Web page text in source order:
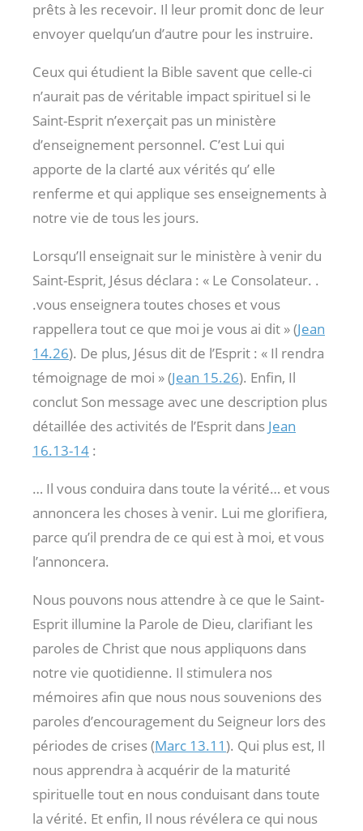
prêts à les recevoir. Il leur promit donc de leur
envoyer quelqu’un d’autre pour les instruire.
Ceux qui étudient la Bible savent que celle-ci
n’aurait pas de véritable impact spirituel si le
Saint-Esprit n’exerçait pas un ministère
d’enseignement personnel. C’est Lui qui
apporte de la clarté aux vérités qu’ elle
renferme et qui applique ses enseignements à
notre vie de tous les jours.
Lorsqu’Il enseignait sur le ministère à venir du
Saint-Esprit, Jésus déclara : « Le Consolateur. .
.vous enseignera toutes choses et vous
rappellera tout ce que moi je vous ai dit » (Jean
14.26). De plus, Jésus dit de l’Esprit : « Il rendra
témoignage de moi » (Jean 15.26). Enfin, Il
conclut Son message avec une description plus
détaillée des activités de l’Esprit dans Jean
16.13-14 :
… Il vous conduira dans toute la vérité… et vous
annoncera les choses à venir. Lui me glorifiera,
parce qu’il prendra de ce qui est à moi, et vous
l’annoncera.
Nous pouvons nous attendre à ce que le Saint-
Esprit illumine la Parole de Dieu, clarifiant les
paroles de Christ que nous appliquons dans
notre vie quotidienne. Il stimulera nos
mémoires afin que nous nous souvenions des
paroles d’encouragement du Seigneur lors des
périodes de crises (Marc 13.11). Qui plus est, Il
nous apprendra à acquérir de la maturité
spirituelle tout en nous conduisant dans toute
la vérité. Et enfin, Il nous révélera ce qui nous